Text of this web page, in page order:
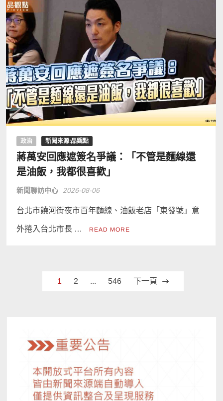
政治 新聞來源:品觀點
蔣萬安回應遮簽名爭議：「不管是麵線還
是油飯，我都很喜歡」
新聞聯訪中心 2026-08-06
台北市饒河街夜市百年麵線、油飯老店「東發號」意
外捲入台北市長 … READ MORE
1 2 ... 546 下一頁